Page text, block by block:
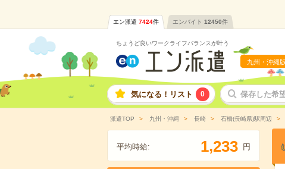
エン派遣 7424件 エンバイト 12450件
ちょうど良いワークライフバランスが叶う
九州・沖縄版
気になる！リスト 0 保存した希
派遣TOP 九州・沖縄 長崎 石橋(長崎県)駅周辺
平均時給: 1,233 円